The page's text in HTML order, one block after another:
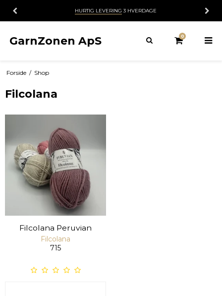
HURTIG LEVERING 3 HVERDAGE
GarnZonen ApS 0
Forside / Shop
Filcolana
Filcolana Peruvian
Filcolana
715